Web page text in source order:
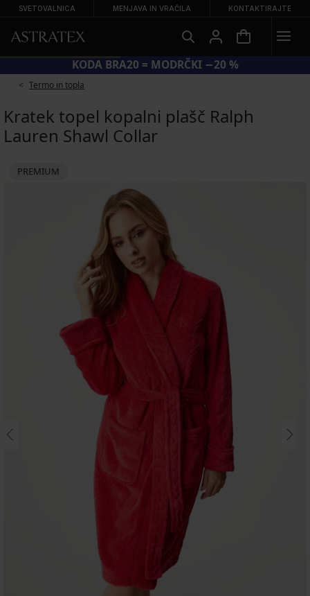
SVETOVALNICA MENJAVA IN VRAČILA KONTAKTIRAJTE
KODA BRA20 = MODRČKI −20 %
Termo in topla
Kratek topel kopalni plašč Ralph
Lauren Shawl Collar
PREMIUM